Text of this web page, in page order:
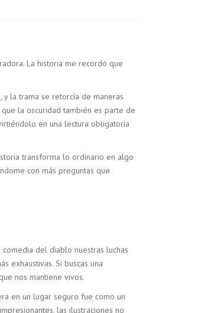
La historia me recordó que
la trama se retorcía de maneras
la oscuridad también es parte de
en una lectura obligatoria
transforma lo ordinario en algo
con más preguntas que
del diablo nuestras luchas
exhaustivas. Si buscas una
nos mantiene vivos.
en un lugar seguro fue como un
las ilustraciones no